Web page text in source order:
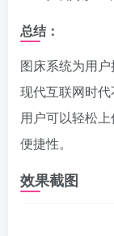
总结：
图床系统为用
现代互联网时
用户可以轻松
便捷性。
效果截图